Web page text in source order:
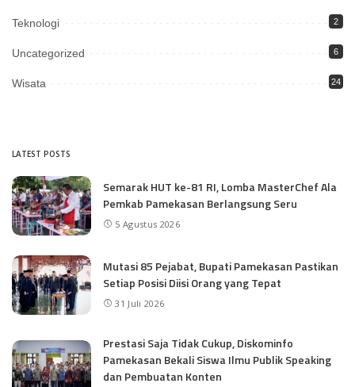
Teknologi 2
Uncategorized 6
Wisata 24
LATEST POSTS
Semarak HUT ke-81 RI, Lomba MasterChef Ala
Pemkab Pamekasan Berlangsung Seru
5 Agustus 2026
Mutasi 85 Pejabat, Bupati Pamekasan Pastikan
Setiap Posisi Diisi Orang yang Tepat
31 Juli 2026
Prestasi Saja Tidak Cukup, Diskominfo
Pamekasan Bekali Siswa Ilmu Publik Speaking
dan Pembuatan Konten